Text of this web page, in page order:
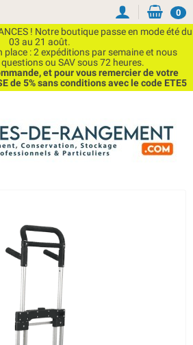
! Notre boutique passe en mode été du
03 au 21 août.
place : 2 expéditions par semaine et nous
ou SAV sous 72 heures.
et pour vous remercier de votre
de 5% sans conditions avec le code ETE5
0